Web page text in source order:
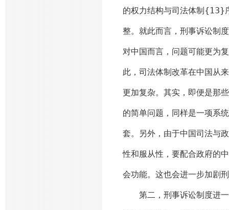
的权力结构与司法体制{13}
整。就此而言，刑事诉讼制
对中国而言，问题可能更为
此，司法体制改革在中国从
更加复杂。其实，即便是那
的简单问题，同样是一项系
套。另外，由于中国司法与
性和服从性，要配合政府的
会功能。这也会进一步加剧
第二，刑事诉讼制度进一